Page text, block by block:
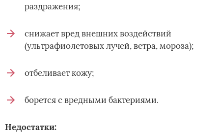
раздражения;
снижает вред внешних воздействий
(ультрафиолетовых лучей, ветра, мороза);
отбеливает кожу;
борется с вредными бактериями.
Недостатки: